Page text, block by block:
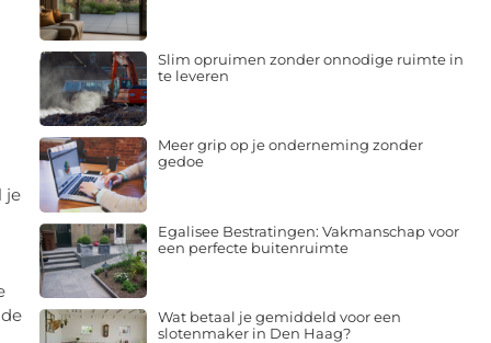
je
Slim opruimen zonder onnodige ruimte in
te leveren
Meer grip op je onderneming zonder
gedoe
Egalisee Bestratingen: Vakmanschap voor
een perfecte buitenruimte
Wat betaal je gemiddeld voor een
slotenmaker in Den Haag?